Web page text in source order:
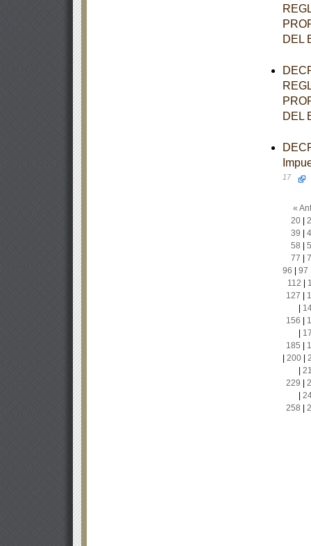
DEL
DEL
17
«
20|
39
58
77
96
97
112
127
156
185
200|
229
258